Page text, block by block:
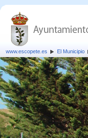
www.escopete.es El Municipio